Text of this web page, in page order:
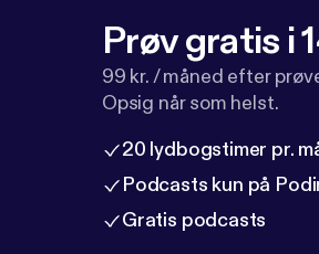
Prøv gratis i
99 kr. / måned efter
Opsig når som helst.
20 lydbogstimer pr.
Podcasts kun på
Gratis podcasts